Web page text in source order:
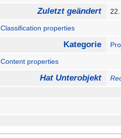
Zuletzt geändert
Classification properties
Kategorie
Content properties
Hat Unterobjekt